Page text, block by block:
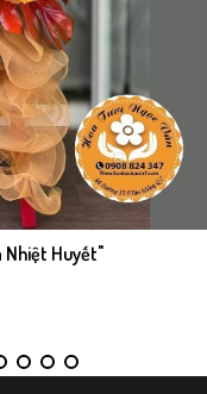
Nhiệt Huyết"